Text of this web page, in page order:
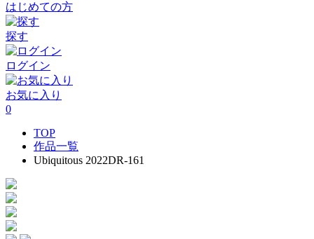
はじめての方
探す
ログイン
お気に入り
0
TOP
作品一覧
Ubiquitous 2022DR-161